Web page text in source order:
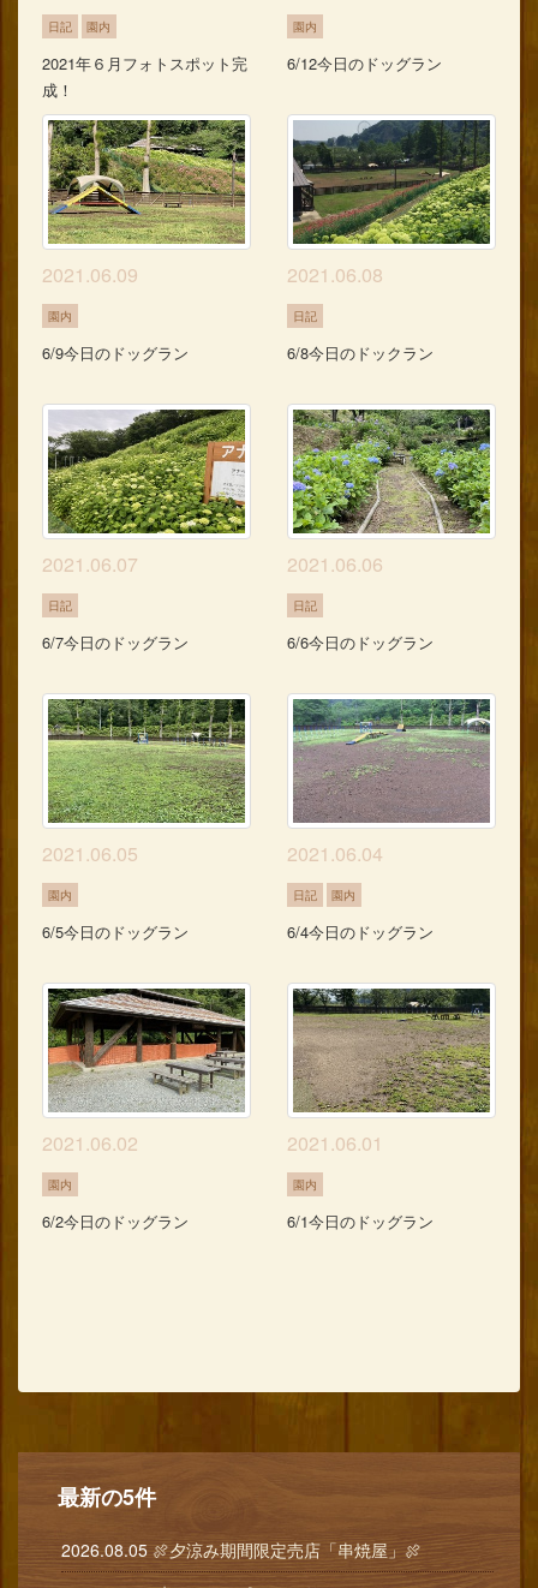
日記 園内
2021年６月フォトスポット完
成！
園内
6/12今日のドッグラン
2021.06.09
園内
6/9今日のドッグラン
2021.06.08
日記
6/8今日のドックラン
2021.06.07
日記
6/7今日のドッグラン
2021.06.06
日記
6/6今日のドッグラン
2021.06.05
園内
6/5今日のドッグラン
2021.06.04
日記 園内
6/4今日のドッグラン
2021.06.02
園内
6/2今日のドッグラン
2021.06.01
園内
6/1今日のドッグラン
最新の5件
2026.08.05 🍖夕涼み期間限定売店「串焼屋」🍖